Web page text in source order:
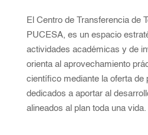
El Centro de Transferencia de
PUCESA, es un espacio
actividades académicas y de
orienta al aprovechamiento
científico mediante la oferta de
dedicados a aportar al
alineados al plan toda una vida.